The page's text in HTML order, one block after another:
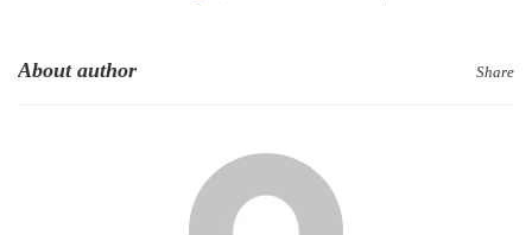
About author Share